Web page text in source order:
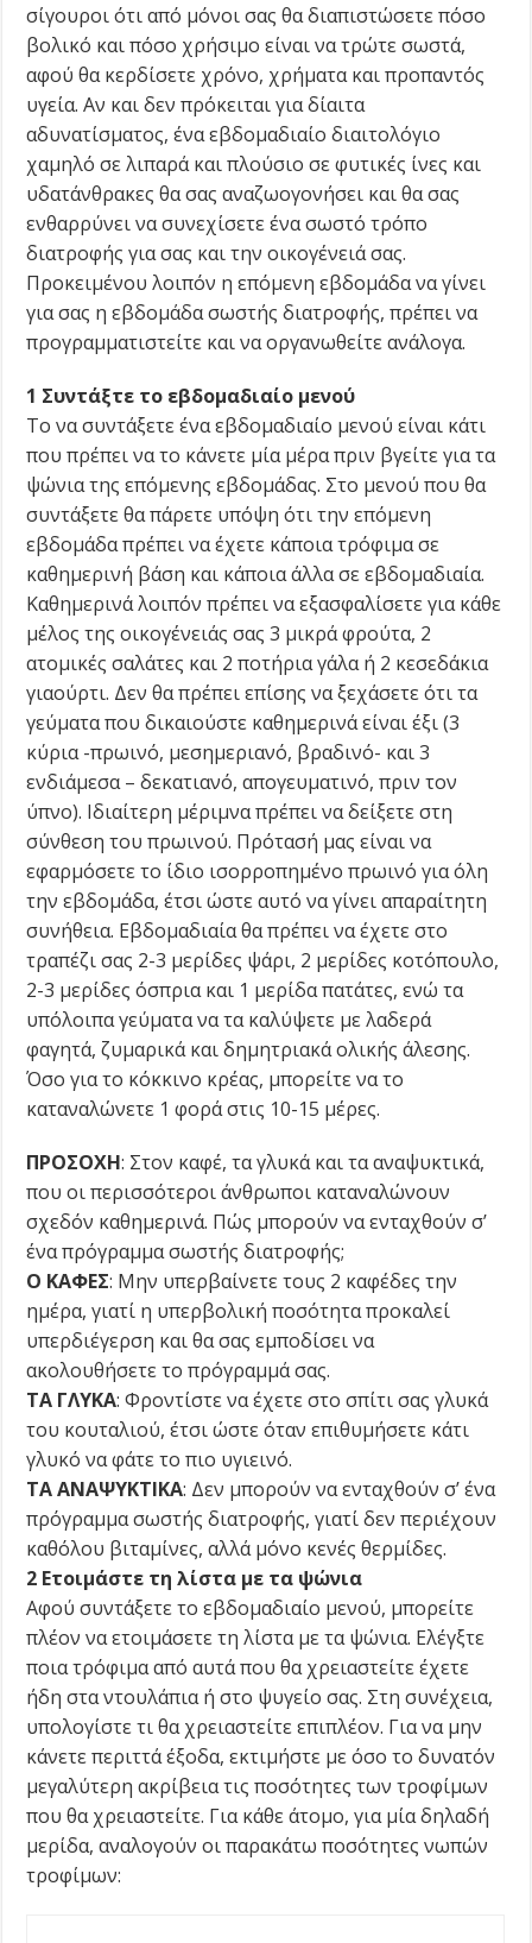
σίγουροι ότι από μόνοι σας θα διαπιστώσετε πόσο
βολικό και πόσο χρήσιμο είναι να τρώτε σωστά,
αφού θα κερδίσετε χρόνο, χρήματα και προπαντός
υγεία. Αν και δεν πρόκειται για δίαιτα
αδυνατίσματος, ένα εβδομαδιαίο διαιτολόγιο
χαμηλό σε λιπαρά και πλούσιο σε φυτικές ίνες και
υδατάνθρακες θα σας αναζωογονήσει και θα σας
ενθαρρύνει να συνεχίσετε ένα σωστό τρόπο
διατροφής για σας και την οικογένειά σας.
Προκειμένου λοιπόν η επόμενη εβδομάδα να γίνει
για σας η εβδομάδα σωστής διατροφής, πρέπει να
προγραμματιστείτε και να οργανωθείτε ανάλογα.
1 Συντάξτε το εβδομαδιαίο μενού
Tο να συντάξετε ένα εβδομαδιαίο μενού είναι κάτι
που πρέπει να το κάνετε μία μέρα πριν βγείτε για τα
ψώνια της επόμενης εβδομάδας. Στο μενού που θα
συντάξετε θα πάρετε υπόψη ότι την επόμενη
εβδομάδα πρέπει να έχετε κάποια τρόφιμα σε
καθημερινή βάση και κάποια άλλα σε εβδομαδιαία.
Kαθημερινά λοιπόν πρέπει να εξασφαλίσετε για κάθε
μέλος της οικογένειάς σας 3 μικρά φρούτα, 2
ατομικές σαλάτες και 2 ποτήρια γάλα ή 2 κεσεδάκια
γιαούρτι. Δεν θα πρέπει επίσης να ξεχάσετε ότι τα
γεύματα που δικαιούστε καθημερινά είναι έξι (3
κύρια -πρωινό, μεσημεριανό, βραδινό- και 3
ενδιάμεσα – δεκατιανό, απογευματινό, πριν τον
ύπνο). Iδιαίτερη μέριμνα πρέπει να δείξετε στη
σύνθεση του πρωινού. Πρότασή μας είναι να
εφαρμόσετε το ίδιο ισορροπημένο πρωινό για όλη
την εβδομάδα, έτσι ώστε αυτό να γίνει απαραίτητη
συνήθεια. Eβδομαδιαία θα πρέπει να έχετε στο
τραπέζι σας 2-3 μερίδες ψάρι, 2 μερίδες κοτόπουλο,
2-3 μερίδες όσπρια και 1 μερίδα πατάτες, ενώ τα
υπόλοιπα γεύματα να τα καλύψετε με λαδερά
φαγητά, ζυμαρικά και δημητριακά ολικής άλεσης.
Όσο για το κόκκινο κρέας, μπορείτε να το
καταναλώνετε 1 φορά στις 10-15 μέρες.
ΠPOΣOXH: Στον καφέ, τα γλυκά και τα αναψυκτικά,
που οι περισσότεροι άνθρωποι καταναλώνουν
σχεδόν καθημερινά. Πώς μπορούν να ενταχθούν σ’
ένα πρόγραμμα σωστής διατροφής;
O KAΦEΣ: Mην υπερβαίνετε τους 2 καφέδες την
ημέρα, γιατί η υπερβολική ποσότητα προκαλεί
υπερδιέγερση και θα σας εμποδίσει να
ακολουθήσετε το πρόγραμμά σας.
TA ΓΛYKA: Φροντίστε να έχετε στο σπίτι σας γλυκά
του κουταλιού, έτσι ώστε όταν επιθυμήσετε κάτι
γλυκό να φάτε το πιο υγιεινό.
TA ANAΨYKTIKA: Δεν μπορούν να ενταχθούν σ’ ένα
πρόγραμμα σωστής διατροφής, γιατί δεν περιέχουν
καθόλου βιταμίνες, αλλά μόνο κενές θερμίδες.
2 Ετοιμάστε τη λίστα με τα ψώνια
Aφού συντάξετε το εβδομαδιαίο μενού, μπορείτε
πλέον να ετοιμάσετε τη λίστα με τα ψώνια. Eλέγξτε
ποια τρόφιμα από αυτά που θα χρειαστείτε έχετε
ήδη στα ντουλάπια ή στο ψυγείο σας. Στη συνέχεια,
υπολογίστε τι θα χρειαστείτε επιπλέον. Για να μην
κάνετε περιττά έξοδα, εκτιμήστε με όσο το δυνατόν
μεγαλύτερη ακρίβεια τις ποσότητες των τροφίμων
που θα χρειαστείτε. Για κάθε άτομο, για μία δηλαδή
μερίδα, αναλογούν οι παρακάτω ποσότητες νωπών
τροφίμων: